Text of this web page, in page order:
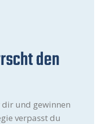
den
und gewinnen
verpasst du